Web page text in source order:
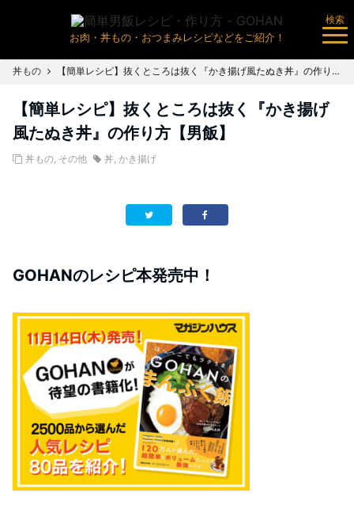
お肉・丼もの・おつまみレシピなどをご紹介！
検索
丼もの 【簡単レシピ】抜くところは抜く『かき揚げ風たぬき丼』の作り方【男飯】
【簡単レシピ】抜くところは抜く『かき揚げ
風たぬき丼』の作り方【男飯】
丼もの, その他 丼, かき揚げ
GOHANのレシピ本発売中！